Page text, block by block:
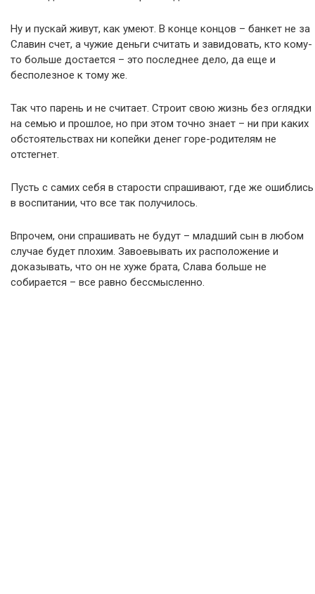
Ну и пускай живут, как умеют. В конце концов – банкет не за
Славин счет, а чужие деньги считать и завидовать, кто кому-
то больше достается – это последнее дело, да еще и
бесполезное к тому же.
Так что парень и не считает. Строит свою жизнь без оглядки
на семью и прошлое, но при этом точно знает – ни при каких
обстоятельствах ни копейки денег горе-родителям не
отстегнет.
Пусть с самих себя в старости спрашивают, где же ошиблись
в воспитании, что все так получилось.
Впрочем, они спрашивать не будут – младший сын в любом
случае будет плохим. Завоевывать их расположение и
доказывать, что он не хуже брата, Слава больше не
собирается – все равно бессмысленно.